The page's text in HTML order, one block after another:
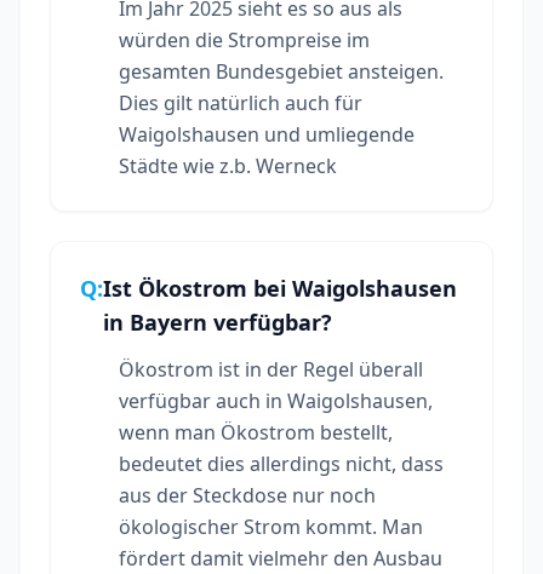
Im Jahr 2025 sieht es so aus als
würden die Strompreise im
gesamten Bundesgebiet ansteigen.
Dies gilt natürlich auch für
Waigolshausen und umliegende
Städte wie z.b. Werneck
Q:Ist Ökostrom bei Waigolshausen
in Bayern verfügbar?
Ökostrom ist in der Regel überall
verfügbar auch in Waigolshausen,
wenn man Ökostrom bestellt,
bedeutet dies allerdings nicht, dass
aus der Steckdose nur noch
ökologischer Strom kommt. Man
fördert damit vielmehr den Ausbau